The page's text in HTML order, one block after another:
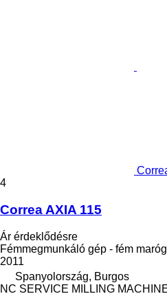
4
Correa AXIA 115
Ár érdeklődésre
Fémmegmunkáló gép - fém
2011
Spanyolország, Burgos
NC SERVICE MILLING